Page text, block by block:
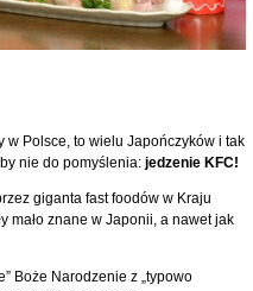
Polsce, to wielu Japończyków i tak
nie do pomyślenia: jedzenie KFC!
giganta fast foodów w Kraju
mało znane w Japonii, a nawet jak
Boże Narodzenie z „typowo